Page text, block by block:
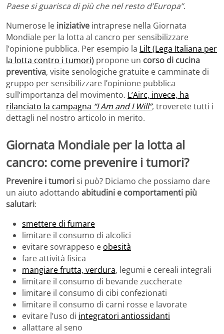
Paese si guarisca di più che nel resto d’Europa”.
Numerose le iniziative intraprese nella Giornata
Mondiale per la lotta al cancro per sensibilizzare
l’opinione pubblica. Per esempio la Lilt (Lega Italiana per
la lotta contro i tumori) propone un corso di cucina
preventiva, visite senologiche gratuite e camminate di
gruppo per sensibilizzare l’opinione pubblica
sull’importanza del movimento. L’Airc, invece, ha
rilanciato la campagna “I Am and I Will”, troverete tutti i
dettagli nel nostro articolo in merito.
Giornata Mondiale per la lotta al
cancro: come prevenire i tumori?
Prevenire i tumorisi può? Diciamo che possiamo dare
un aiuto adottando abitudini e comportamenti più
salutari:
smettere di fumare
limitare il consumo di alcolici
evitare sovrappeso e obesità
fare attività fisica
mangiare frutta, verdura, legumi e cereali integrali
limitare il consumo di bevande zuccherate
limitare il consumo di cibi confezionati
limitare il consumo di carni rosse e lavorate
evitare l’uso di integratori antiossidanti
allattare al seno